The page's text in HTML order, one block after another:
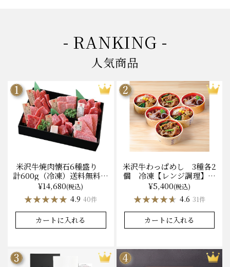
- RANKING -
人気商品
米沢牛焼肉懐石6種盛り
計600g（冷凍）送料無料
化粧箱入
¥14,680(税込)
★★★★★
★★★★★ 4.9 40件
カートに入れる
米沢牛わっぱめし 3種各2
個 冷凍【レンジ調理】化
粧箱入
¥5,400(税込)
★★★★★
★★★★★ 4.6 31件
カートに入れる